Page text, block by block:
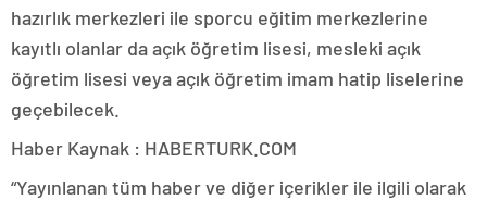
hazırlık merkezleri ile sporcu eğitim merkezlerine
kayıtlı olanlar da açık öğretim lisesi, mesleki açık
öğretim lisesi veya açık öğretim imam hatip liselerine
geçebilecek.
Haber Kaynak : HABERTURK.COM
“Yayınlanan tüm haber ve diğer içerikler ile ilgili olarak